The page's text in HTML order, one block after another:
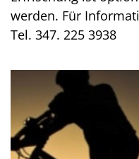
werden. Für
Tel. 347. 225 3938